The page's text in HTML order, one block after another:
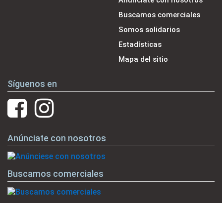
Buscamos comerciales
Somos solidarios
Estadísticas
Mapa del sitio
Síguenos en
Anúnciate con nosotros
Buscamos comerciales